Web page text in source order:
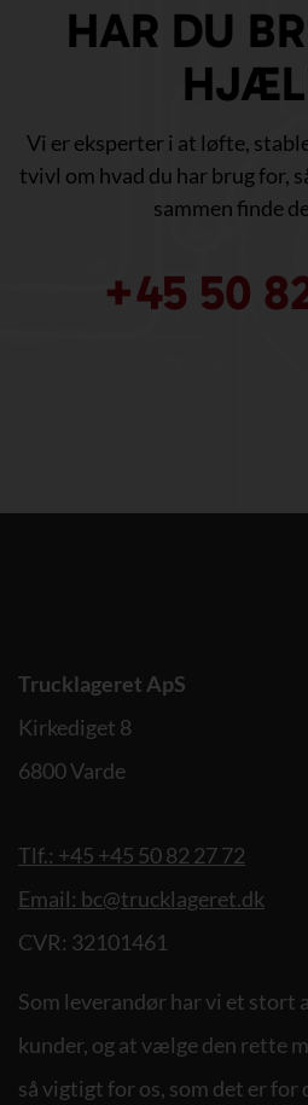
HAR DU
Vi er eksperter i at løfte,
tvivl om hvad du har brug for,
sammen finde
+45 50
Trucklageret ApS
Kirkediget 8
6800 Varde
Tlf.: +45 +45 50 82 27 72
Email: bc@trucklageret.dk
CVR: 32101461
Som leverandør har vi et stort
kunder, og at vælge den rette
så vigtigt for os, som det er for